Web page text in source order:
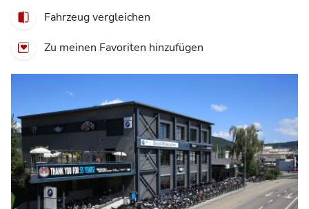
Fahrzeug vergleichen
Zu meinen Favoriten hinzufügen